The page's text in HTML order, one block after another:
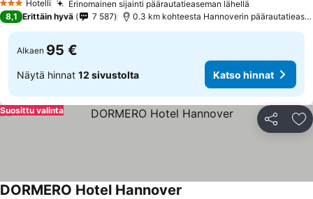
3 Tähtiluokitus
Hotelli
Erinomainen sijainti päärautatieaseman lähellä
8,1 Erittäin hyvä 7 587 0.3 km kohteesta Hannoverin päärautatieasema
Alkaen 95 €
Näytä hinnat 12 sivustolta Katso hinnat
Jaa
Suosittu valinta
DORMERO Hotel Hannover